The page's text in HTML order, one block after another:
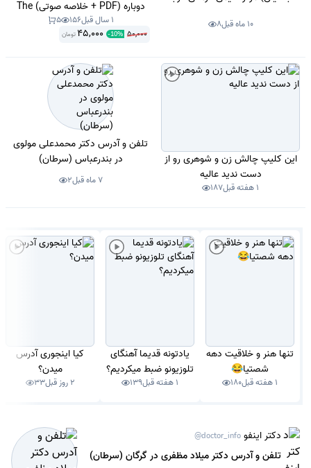
10 ماه قبل 8
دوباره (PDF + خلاصه صوتی) The
Hobbit
1 سال قبل 156
5
50,000
-10%
45,000 تومان
این کلیپ چالش زن و شوهری رو از
دست ندید عالیه
1 هفته قبل 187
تلفن و آدرس دکتر محمدعلی مولوی
در بندرعباس (سرطان)
7 ماه قبل 2
تنها هنر و خلاقیت دهه
شصتیا😂
1 هفته قبل 180
یادتونه قدیما آهنگای
تلوزیونو ضبط میکردیم؟
1 هفته قبل 139
کیا اینجوری آدرس
میدن؟
2 روز قبل 33
دکتر اینفو @doctor_info
تلفن و آدرس دکتر میلاد مظفری در گرگان (سرطان)